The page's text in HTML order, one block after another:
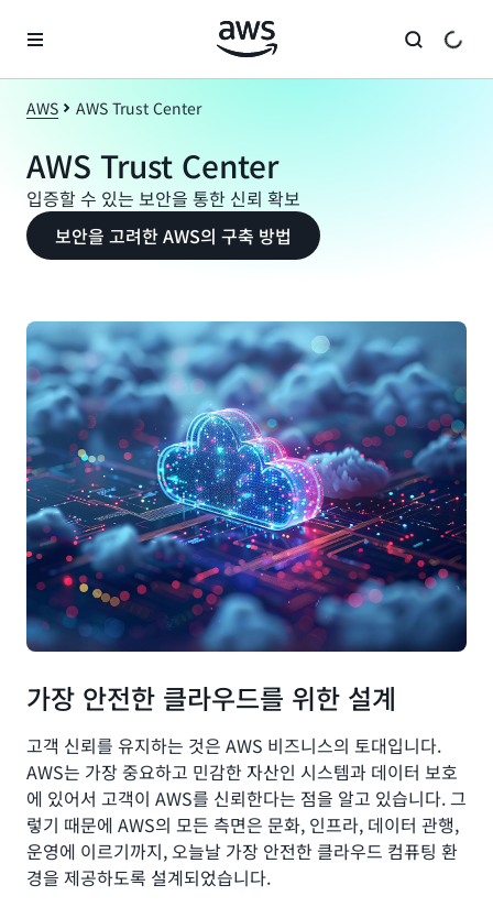
AWS AWS Trust Center
AWS Trust Center
입증할 수 있는 보안을 통한 신뢰 확보
보안을 고려한 AWS의 구축 방법
가장 안전한 클라우드를 위한 설계
고객 신뢰를 유지하는 것은 AWS 비즈니스의 토대입니다.
AWS는 가장 중요하고 민감한 자산인 시스템과 데이터 보호
에 있어서 고객이 AWS를 신뢰한다는 점을 알고 있습니다. 그
렇기 때문에 AWS의 모든 측면은 문화, 인프라, 데이터 관행,
운영에 이르기까지, 오늘날 가장 안전한 클라우드 컴퓨팅 환
경을 제공하도록 설계되었습니다.